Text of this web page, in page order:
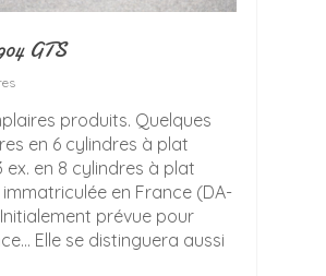
GTS
produits. Quelques
en 6 cylindres à plat
ex. en 8 cylindres à plat
en France (DA-
Initialement prévue pour
Elle se distinguera aussi